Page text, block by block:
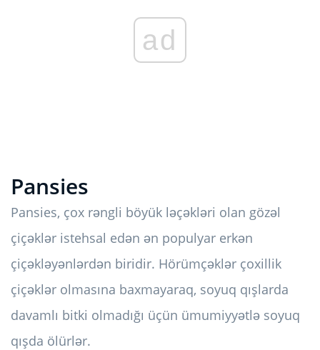
ad
Pansies
Pansies, çox rəngli böyük ləçəkləri olan gözəl
çiçəklər istehsal edən ən populyar erkən
çiçəkləyənlərdən biridir. Hörümçəklər çoxillik
çiçəklər olmasına baxmayaraq, soyuq qışlarda
davamlı bitki olmadığı üçün ümumiyyətlə soyuq
qışda ölürlər.